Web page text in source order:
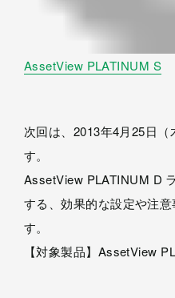
AssetView PLATINUM S
次回は、2013年4月25日
す。
AssetView PLATINUM D
する、効果的な設定や注
す。
【対象製品】AssetView